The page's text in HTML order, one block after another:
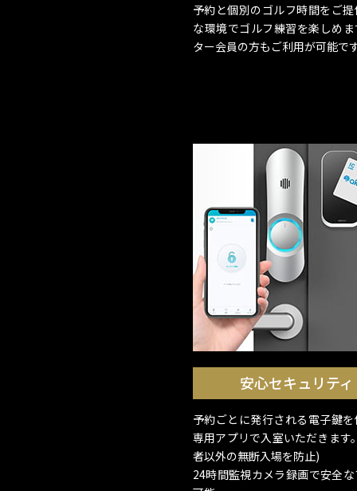
予約と個別のゴルフ時間をご
な環境でゴルフ練習を楽しめ
ター会員の方もご利用が可能で
安心セキュリティ
予約ごとに発行される電子鍵
専用アプリで入室いただきます
者以外の無断入場を防止)
24時間監視カメラ録画で安全